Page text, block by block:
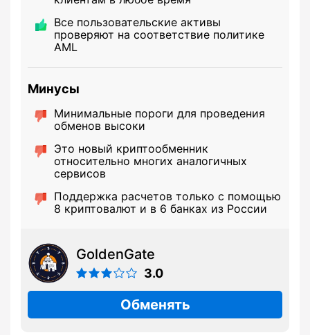
Все пользовательские активы
проверяют на соответствие политике
AML
Минусы
Минимальные пороги для проведения
обменов высоки
Это новый криптообменник
относительно многих аналогичных
сервисов
Поддержка расчетов только с помощью
8 криптовалют и в 6 банках из России
GoldenGate
3.0
Обменять